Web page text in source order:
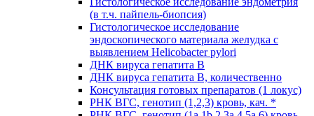
(в т.ч. пайпель-биопсия)
Гистологическое исследование
эндоскопического материала желудка с
выявлением Helicobacter pylori
ДНК вируса гепатита B
ДНК вируса гепатита B, количественно
Консультация готовых препаратов (1 локус)
РНК ВГC, генотип (1,2,3) кровь, кач. *